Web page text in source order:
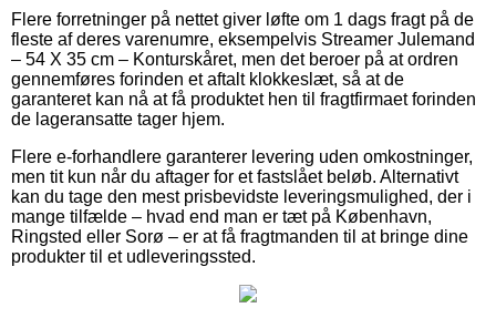
Flere forretninger på nettet giver løfte om 1 dags fragt på de
fleste af deres varenumre, eksempelvis Streamer Julemand
– 54 X 35 cm – Konturskåret, men det beroer på at ordren
gennemføres forinden et aftalt klokkeslæt, så at de
garanteret kan nå at få produktet hen til fragtfirmaet forinden
de lageransatte tager hjem.
Flere e-forhandlere garanterer levering uden omkostninger,
men tit kun når du aftager for et fastslået beløb. Alternativt
kan du tage den mest prisbevidste leveringsmulighed, der i
mange tilfælde – hvad end man er tæt på København,
Ringsted eller Sorø – er at få fragtmanden til at bringe dine
produkter til et udleveringssted.